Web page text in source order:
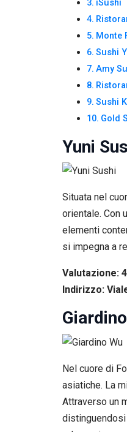
iSushi
Monte
Sushi
Amy
Sushi
Gold
Yuni
Situata nel
orientale. Con
elementi
si impegna a
Valutazione:
Indirizzo:
Nel cuore di
asiatiche. La
Attraverso un
distinguendosi
Condividendo i
tuoi interessi e il
mentre visiti il
nostro sito,
possibilità di
vedere contenuti
personalizzati.